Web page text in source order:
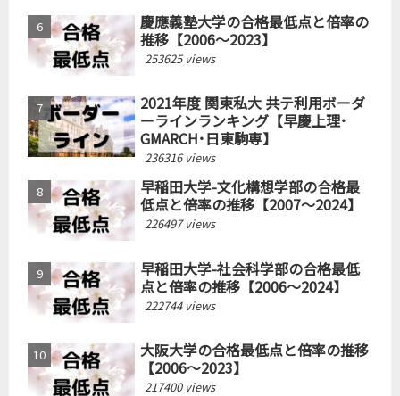
慶應義塾大学の合格最低点と倍率の
推移【2006～2023】
253625 views
2021年度 関東私大 共テ利用ボーダ
ーラインランキング【早慶上理･
GMARCH･日東駒専】
236316 views
早稲田大学-文化構想学部の合格最
低点と倍率の推移【2007～2024】
226497 views
早稲田大学-社会科学部の合格最低
点と倍率の推移【2006～2024】
222744 views
大阪大学の合格最低点と倍率の推移
【2006～2023】
217400 views